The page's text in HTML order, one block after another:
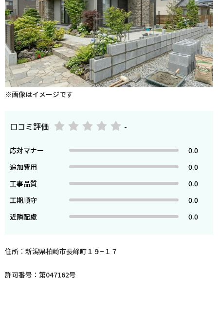
※画像はイメージです
口コミ評価 -
応対マナー
0.0
追加費用
0.0
工事品質
0.0
工期順守
0.0
近隣配慮
0.0
住所：新潟県柏崎市長峰町１９−１７
許可番号：第047162号